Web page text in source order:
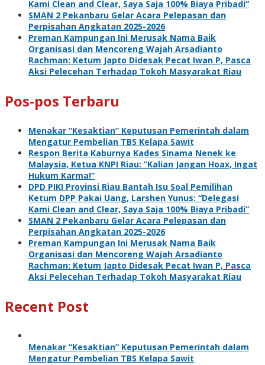
Kami Clean and Clear, Saya Saja 100% Biaya Pribadi”
SMAN 2 Pekanbaru Gelar Acara Pelepasan dan
Perpisahan Angkatan 2025-2026
Preman Kampungan Ini Merusak Nama Baik
Organisasi dan Mencoreng Wajah Arsadianto
Rachman: Ketum Japto Didesak Pecat Iwan P, Pasca
Aksi Pelecehan Terhadap Tokoh Masyarakat Riau
Pos-pos Terbaru
Menakar “Kesaktian” Keputusan Pemerintah dalam
Mengatur Pembelian TBS Kelapa Sawit
Respon Berita Kaburnya Kades Sinama Nenek ke
Malaysia, Ketua KNPI Riau: “Kalian Jangan Hoax, Ingat
Hukum Karma!”
DPD PIKI Provinsi Riau Bantah Isu Soal Pemilihan
Ketum DPP Pakai Uang, Larshen Yunus: “Delegasi
Kami Clean and Clear, Saya Saja 100% Biaya Pribadi”
SMAN 2 Pekanbaru Gelar Acara Pelepasan dan
Perpisahan Angkatan 2025-2026
Preman Kampungan Ini Merusak Nama Baik
Organisasi dan Mencoreng Wajah Arsadianto
Rachman: Ketum Japto Didesak Pecat Iwan P, Pasca
Aksi Pelecehan Terhadap Tokoh Masyarakat Riau
Recent Post
Menakar “Kesaktian” Keputusan Pemerintah dalam
Mengatur Pembelian TBS Kelapa Sawit